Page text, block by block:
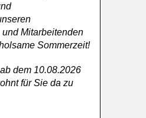
Mitarbeitenden
Sommerzeit!
dem 10.08.2026
für Sie da zu